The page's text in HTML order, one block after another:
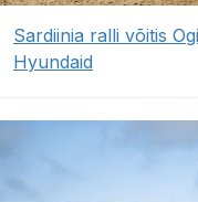
Sardiinia ralli võitis
Hyundaid